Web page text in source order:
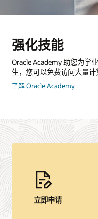
强化技能
Oracle Academy 助您为学
生，您可以免费访问大量计
了解 Oracle Academy关
立即申请